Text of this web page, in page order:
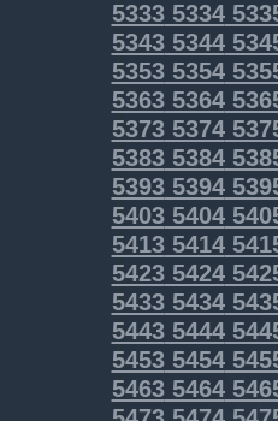
53335334
53435344
53535354
53635364
53735374
53835384
53935394
54035404
54135414
54235424
54335434
54435444
54535454
54635464